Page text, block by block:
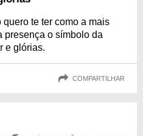
te ter como a mais
presença o símbolo da
e glórias.
COMPARTILHAR